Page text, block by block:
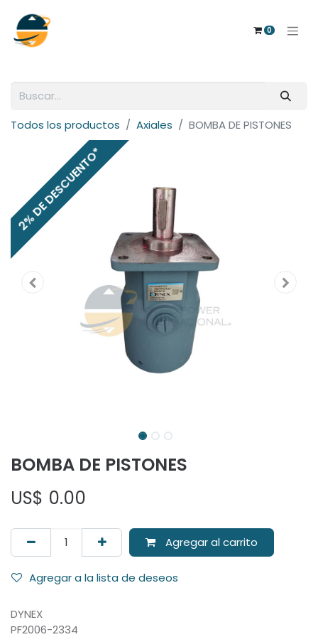
0
Todos los productos Axiales BOMBA DE PISTONES
2% DE DESCUENTO*
BOMBA DE PISTONES
US$ 0.00
Agregar al carrito
Agregar a la lista de deseos
DYNEX
PF2006-2334